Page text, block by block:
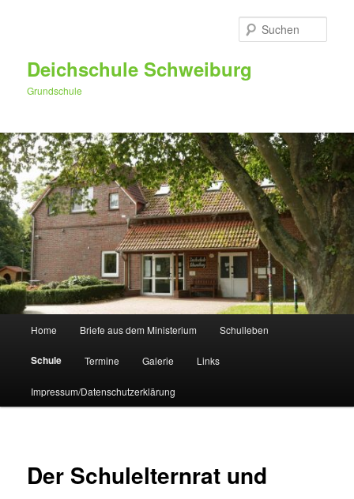
Deichschule Schweiburg
Grundschule
Home Briefe aus dem Ministerium Schulleben
Schule Termine Galerie Links
Impressum/Datenschutzerklärung
Der Schulelternrat und